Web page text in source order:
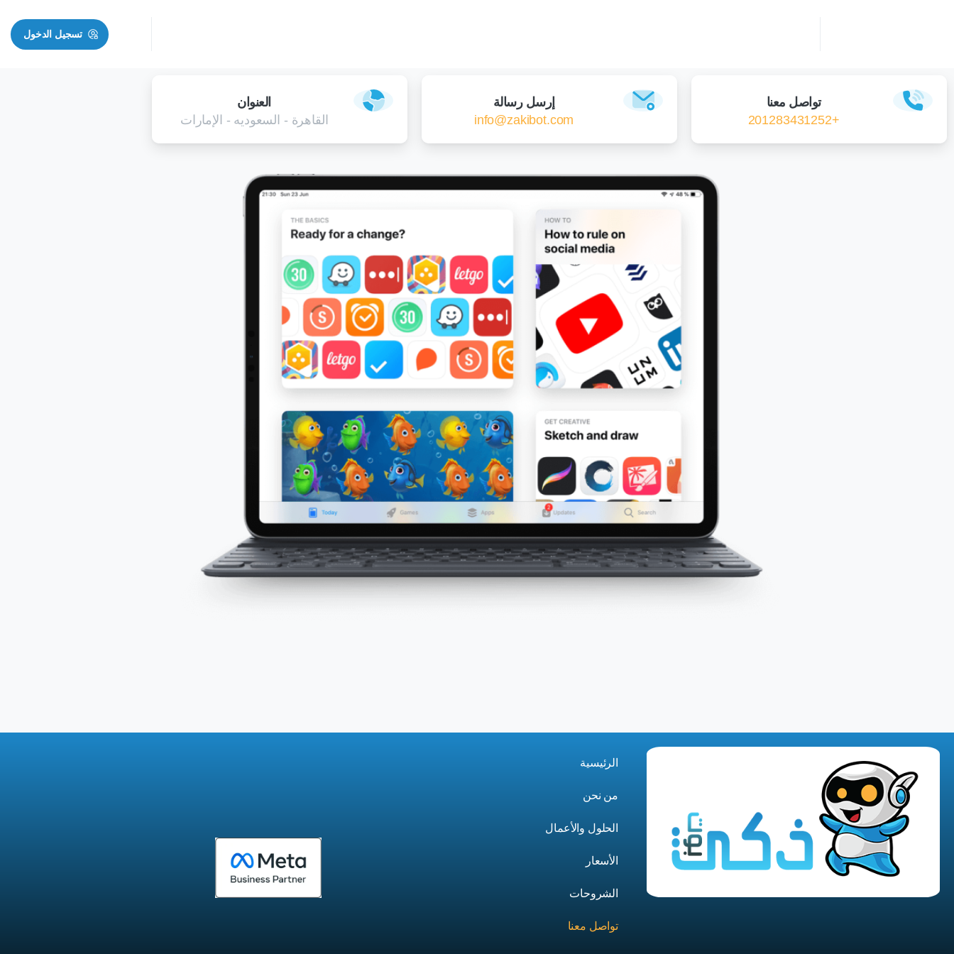
تسجيل الدخول
تواصل معنا
+201283431252
إرسل رسالة
info@zakibot.com
العنوان
القاهرة - السعوديه - الإمارات
الرئيسية
من نحن
الحلول والأعمال
الأسعار
الشروحات
تواصل معنا